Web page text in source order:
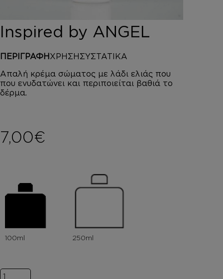
HOROMIA
SPECIAL OFFERS
ΣΥΝΔΕΣΗ
ΚΑΛΑΘΙ
Inspired by ANGEL
ΠΕΡΙΓΡΑΦΗ ΧΡΗΣΗ ΣΥΣΤΑΤΙΚΑ
Απαλή κρέμα σώματος με λάδι ελιάς που
που ενυδατώνει και περιποιείται βαθιά το
δέρμα.
7,00€
Inspired by ANGEL ποσότητα